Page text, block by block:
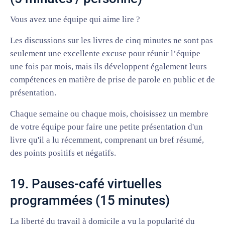
Vous avez une équipe qui aime lire ?
Les discussions sur les livres de cinq minutes ne sont pas
seulement une excellente excuse pour réunir l’équipe
une fois par mois, mais ils développent également leurs
compétences en matière de prise de parole en public et de
présentation.
Chaque semaine ou chaque mois, choisissez un membre
de votre équipe pour faire une petite présentation d'un
livre qu'il a lu récemment, comprenant un bref résumé,
des points positifs et négatifs.
19. Pauses-café virtuelles
programmées (15 minutes)
La liberté du travail à domicile a vu la popularité du